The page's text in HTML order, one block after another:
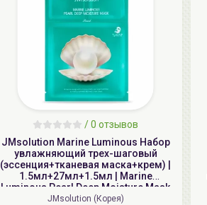
/0 отзывов
JMsolution Marine Luminous Набор
увлажняющий трех-шаговый
(эссенция+тканевая маска+крем) |
1.5мл+27мл+1.5мл | Marine
Luminous Pearl Deep Moisture Mask
JMsolution (Корея)